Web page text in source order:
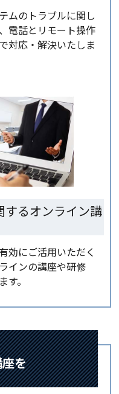
ムのトラブルに関し
電話とリモート操作
対応・解決いたしま
するオンライン講
効にご活用いただく
インの講座や研修
。
を